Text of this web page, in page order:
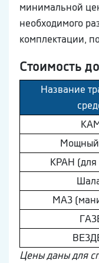
минимальной
необходимого
комплектации,
Стоимость
Название
КРАН (для
МAЗ
Цены даны для